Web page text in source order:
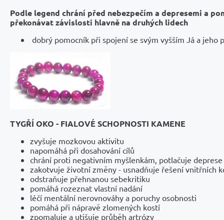
Podle legend chrání před nebezpečím a depresemi a
překonávat závislosti hlavně na druhých lidech
dobrý pomocník při spojení se svým vyšším Já a jeho
TYGŘÍ OKO - FIALOVÉ SCHOPNOSTI KAMENE
zvyšuje mozkovou aktivitu
napomáhá při dosahování cílů
chrání proti negativním myšlenkám, potlačuje deprese
zakotvuje životní změny - usnadňuje řešení vnitřních
odstraňuje přehnanou sebekritiku
pomáhá rozeznat vlastní nadání
léčí mentální nerovnováhy a poruchy osobnosti
pomáhá při nápravě zlomených kostí
zpomaluje a utišuje průběh artrózy